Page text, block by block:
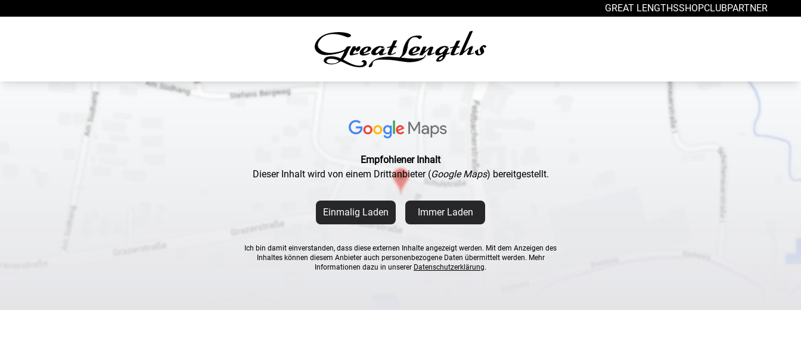
GREAT LENGTHSSHOPCLUBPARTNER
Empfohlener Inhalt
Dieser Inhalt wird von einem Drittanbieter (Google Maps) bereitgestellt.
Einmalig Laden Immer Laden
Ich bin damit einverstanden, dass diese externen Inhalte angezeigt werden. Mit dem Anzeigen des
Inhaltes können diesem Anbieter auch personenbezogene Daten übermittelt werden. Mehr
Informationen dazu in unserer Datenschutzerklärung.